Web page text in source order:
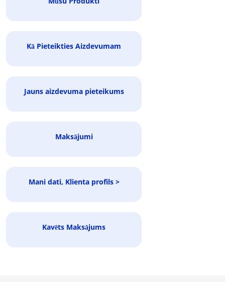
Kā Pieteikties Aizdevumam
Jauns aizdevuma pieteikums
Maksājumi
Mani dati, Klienta profils >
Kavēts Maksājums